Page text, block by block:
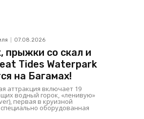
07.08.2026
прыжки со скал и
Tides Waterpark
на Багамах!
аттракция включает 19
водный горок, «ленивую»
первая в круизной
оборудованная